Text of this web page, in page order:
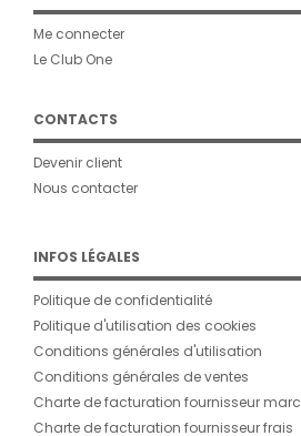
Me connecter
Le Club One
CONTACTS
Devenir client
Nous contacter
INFOS LÉGALES
Politique de confidentialité
Politique d'utilisation des cookies
Conditions générales d'utilisation
Conditions générales de ventes
Charte de facturation fournisseur
Charte de facturation fournisseur frais